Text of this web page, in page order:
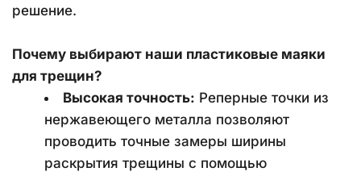
решение.
Почему выбирают наши пластиковые маяки
для трещин?
Высокая точность: Реперные точки из
нержавеющего металла позволяют
проводить точные замеры ширины
раскрытия трещины с помощью